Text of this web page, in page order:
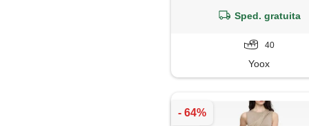
Sped. gratuita
40
Yoox